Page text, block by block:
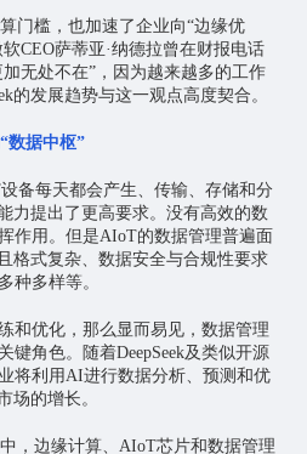
门槛，也加速了企业向“边缘优
CEO萨蒂亚·纳德拉曾在财报电话
无处不在”，因为越来越多的工作
的发展趋势与这一观点高度契合。
数据中枢”
备每天都会产生、传输、存储和分
力提出了更高要求。没有高效的数
作用。但是AIoT的数据管理普遍面
格式复杂、数据安全与合规性要求
种多样等。
和优化，那么显而易见，数据管理
键角色。随着DeepSeek及类似开源
将利用AI进行数据分析、预测和优
场的增长。
，边缘计算、AIoT芯片和数据管理